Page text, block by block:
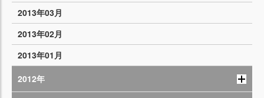
2013年03月
2013年02月
2013年01月
2012年